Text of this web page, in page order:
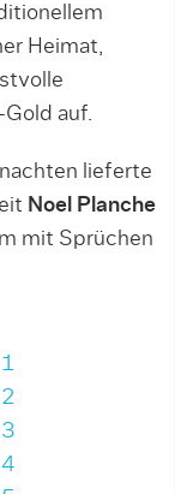
Heimat,
auf.
lieferte
Noel Planche
mit Sprüchen